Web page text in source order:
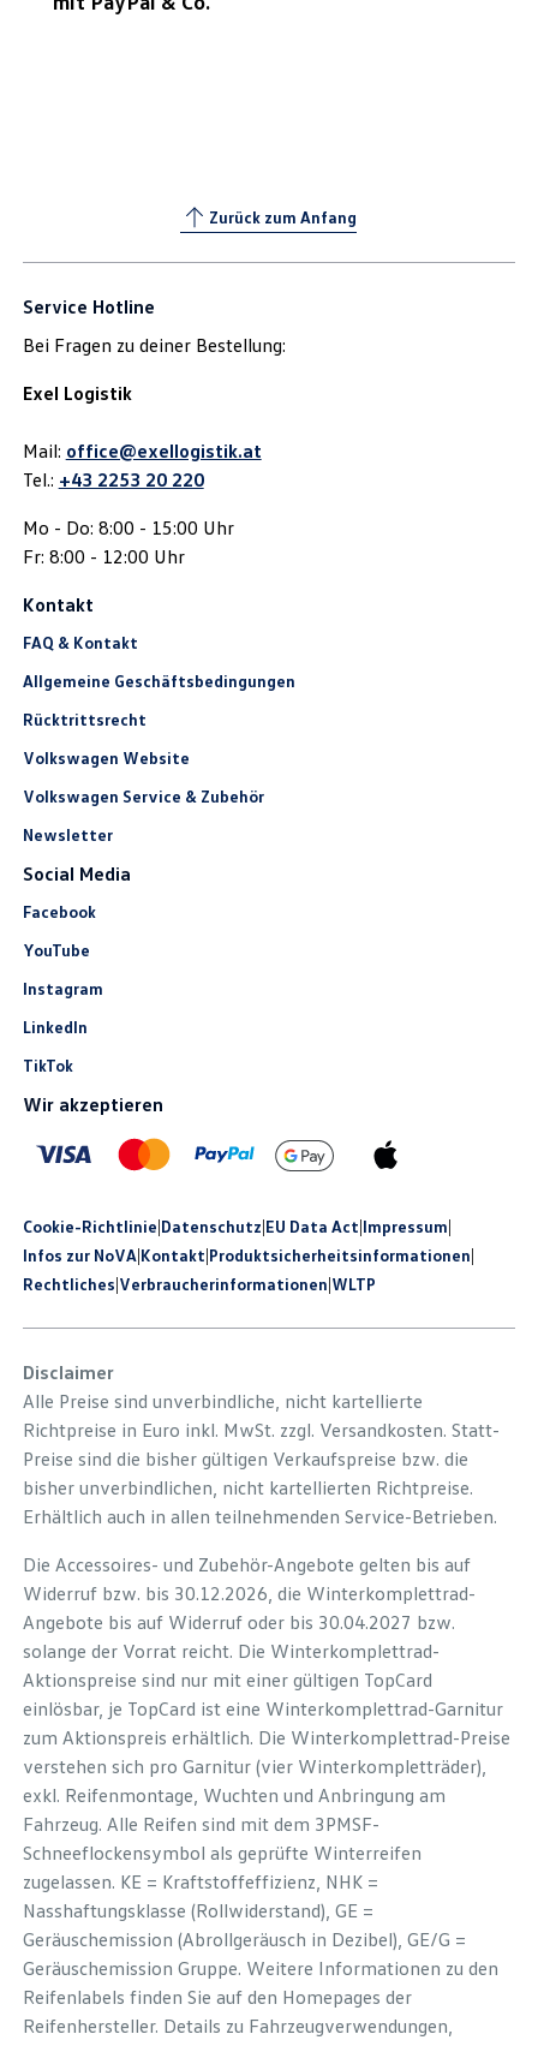
Zurück zum Anfang
Service Hotline
Bei Fragen zu deiner Bestellung:
Exel Logistik
Mail: office@exellogistik.at
Tel.: +43 2253 20 220
Mo - Do: 8:00 - 15:00 Uhr
Fr: 8:00 - 12:00 Uhr
Kontakt
FAQ & Kontakt
Allgemeine Geschäftsbedingungen
Rücktrittsrecht
Volkswagen Website
Volkswagen Service & Zubehör
Newsletter
Social Media
Facebook
YouTube
Instagram
LinkedIn
TikTok
Wir akzeptieren
Cookie-Richtlinie|Datenschutz|EU Data Act|Impressum|
Infos zur NoVA|Kontakt|Produkt­sicherheits­informationen|
Rechtliches|Verbraucherinformationen|WLTP
Disclaimer
Alle Preise sind unverbindliche, nicht kartellierte
Richtpreise in Euro inkl. MwSt. zzgl. Versandkosten. Statt-
Preise sind die bisher gültigen Verkaufspreise bzw. die
bisher unverbindlichen, nicht kartellierten Richtpreise.
Erhältlich auch in allen teilnehmenden Service-Betrieben.
Die Accessoires- und Zubehör-Angebote gelten bis auf
Widerruf bzw. bis 30.12.2026, die Winterkomplettrad-
Angebote bis auf Widerruf oder bis 30.04.2027 bzw.
solange der Vorrat reicht. Die Winterkomplettrad-
Aktionspreise sind nur mit einer gültigen TopCard
einlösbar, je TopCard ist eine Winterkomplettrad-Garnitur
zum Aktionspreis erhältlich. Die Winterkomplettrad-Preise
verstehen sich pro Garnitur (vier Winterkompletträder),
exkl. Reifenmontage, Wuchten und Anbringung am
Fahrzeug. Alle Reifen sind mit dem 3PMSF-
Schneeflockensymbol als geprüfte Winterreifen
zugelassen. KE = Kraftstoffeffizienz, NHK =
Nasshaftungsklasse (Rollwiderstand), GE =
Geräuschemission (Abrollgeräusch in Dezibel), GE/G =
Geräuschemission Gruppe. Weitere Informationen zu den
Reifenlabels finden Sie auf den Homepages der
Reifenhersteller. Details zu Fahrzeugverwendungen,